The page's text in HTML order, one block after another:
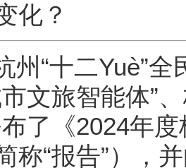
化？
州“十二Yuè”
市文旅智能体”
了《2024年
称“报告”），